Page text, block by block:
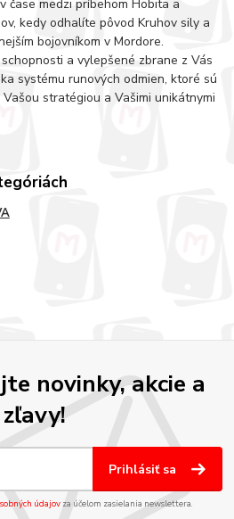
čase medzi príbehom Hobita a
kedy odhalíte pôvod Kruhov sily a
bojovníkom v Mordore.
a vylepšené zbrane z Vás
systému runových odmien, ktoré sú
stratégiou a Vašimi unikátnymi
novinky, akcie a
zľavy!
Prihlásiť sa
údajov za účelom zasielania newslettera.